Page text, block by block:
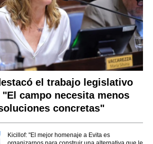
el trabajo legislativo
campo necesita menos
concretas"
Kicillof: "El mejor homenaje a Evita es